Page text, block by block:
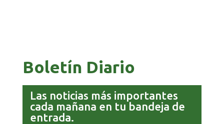
Boletín Diario
Las noticias más importantes
cada mañana en tu bandeja de
entrada.